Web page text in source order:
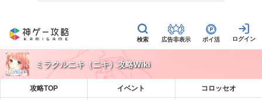
広告非表示 ポイ活
ミラクルニキ（ニキ）攻略Wiki
攻略TOP イベント コロッセオ